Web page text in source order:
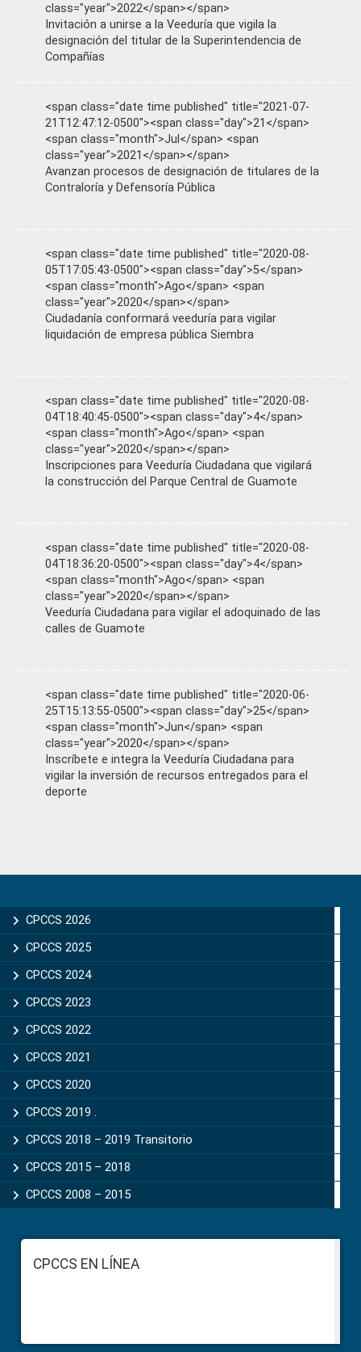
class="year">2022</span></span>
Invitación a unirse a la Veeduría que vigila la
designación del titular de la Superintendencia de
Compañías
<span class="date time published" title="2021-07-
21T12:47:12-0500"><span class="day">21</span>
<span class="month">Jul</span> <span
class="year">2021</span></span>
Avanzan procesos de designación de titulares de la
Contraloría y Defensoría Pública
<span class="date time published" title="2020-08-
05T17:05:43-0500"><span class="day">5</span>
<span class="month">Ago</span> <span
class="year">2020</span></span>
Ciudadanía conformará veeduría para vigilar
liquidación de empresa pública Siembra
<span class="date time published" title="2020-08-
04T18:40:45-0500"><span class="day">4</span>
<span class="month">Ago</span> <span
class="year">2020</span></span>
Inscripciones para Veeduría Ciudadana que vigilará
la construcción del Parque Central de Guamote
<span class="date time published" title="2020-08-
04T18:36:20-0500"><span class="day">4</span>
<span class="month">Ago</span> <span
class="year">2020</span></span>
Veeduría Ciudadana para vigilar el adoquinado de las
calles de Guamote
<span class="date time published" title="2020-06-
25T15:13:55-0500"><span class="day">25</span>
<span class="month">Jun</span> <span
class="year">2020</span></span>
Inscríbete e integra la Veeduría Ciudadana para
vigilar la inversión de recursos entregados para el
deporte
Sidebar
CPCCS 2026
CPCCS 2025
CPCCS 2024
CPCCS 2023
CPCCS 2022
CPCCS 2021
CPCCS 2020
CPCCS 2019 .
CPCCS 2018 – 2019 Transitorio
CPCCS 2015 – 2018
CPCCS 2008 – 2015
FooterCPCCS EN LÍNEA